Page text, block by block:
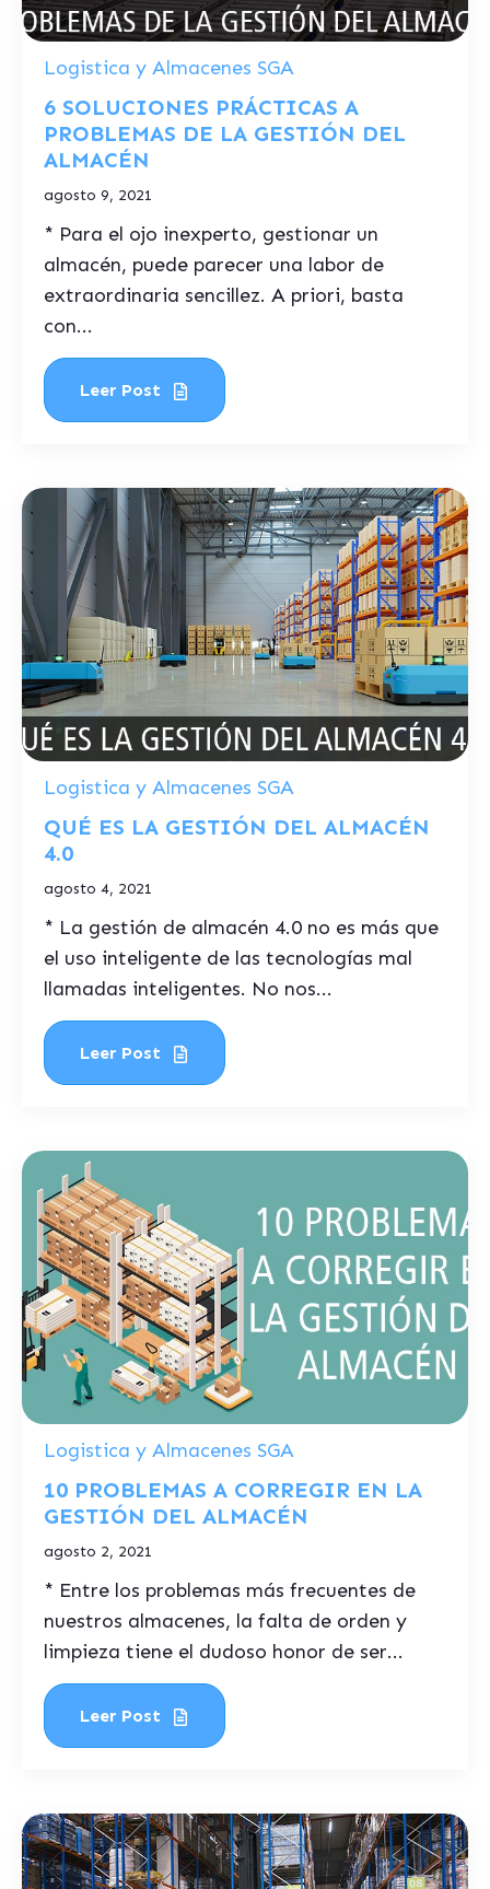
Logistica y Almacenes SGA
6 SOLUCIONES PRÁCTICAS A
PROBLEMAS DE LA GESTIÓN DEL
ALMACÉN
agosto 9, 2021
* Para el ojo inexperto, gestionar un
almacén, puede parecer una labor de
extraordinaria sencillez. A priori, basta
con...
Leer Post
Logistica y Almacenes SGA
QUÉ ES LA GESTIÓN DEL ALMACÉN
4.0
agosto 4, 2021
* La gestión de almacén 4.0 no es más que
el uso inteligente de las tecnologías mal
llamadas inteligentes. No nos...
Leer Post
Logistica y Almacenes SGA
10 PROBLEMAS A CORREGIR EN LA
GESTIÓN DEL ALMACÉN
agosto 2, 2021
* Entre los problemas más frecuentes de
nuestros almacenes, la falta de orden y
limpieza tiene el dudoso honor de ser...
Leer Post